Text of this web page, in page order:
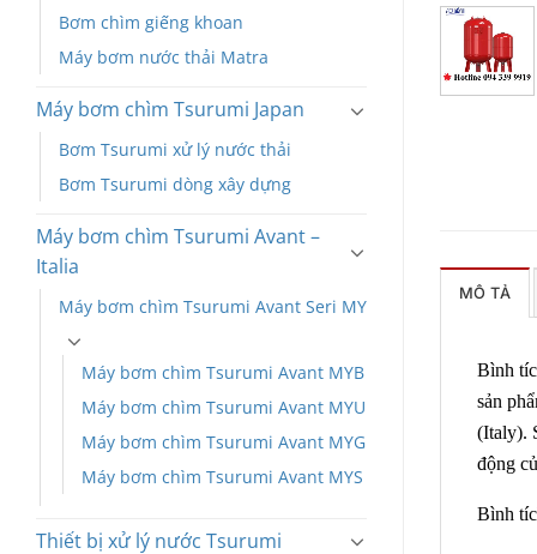
Bơm chìm giếng khoan
Máy bơm nước thải Matra
Máy bơm chìm Tsurumi Japan
Bơm Tsurumi xử lý nước thải
Bơm Tsurumi dòng xây dựng
Máy bơm chìm Tsurumi Avant –
Italia
Máy bơm chìm Tsurumi Avant Seri MY
Máy bơm chìm Tsurumi Avant MYB
Máy bơm chìm Tsurumi Avant MYU
Máy bơm chìm Tsurumi Avant MYG
Máy bơm chìm Tsurumi Avant MYS
Thiết bị xử lý nước Tsurumi
MÔ TẢ
Bình
sản
(Italy).
động
Bình